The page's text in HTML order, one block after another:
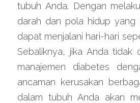
tubuh Anda. Dengan
darah dan pola hidup yang
dapat menjalani hari-hari
Sebaliknya, jika Anda tidak
manajemen diabetes
ancaman kerusakan
dalam tubuh Anda akan